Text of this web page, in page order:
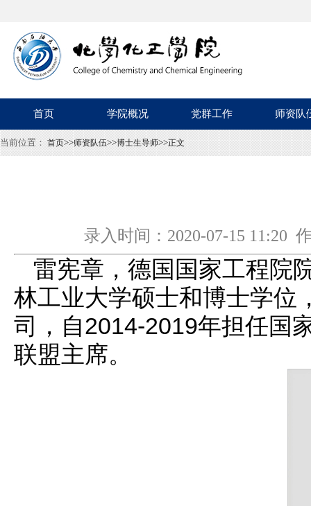
首页 学院概况 党群工作 师资队
当前位置： 首页>>师资队伍>>博士生导师>>正文
录入时间：2020-07-15 11:20
雷宪章，德国国家工程院
林工业大学硕士和博士学位
司，自2014-2019年担任国
联盟主席。